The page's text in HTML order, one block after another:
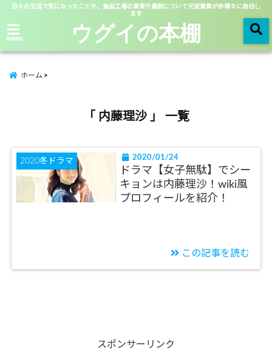
日々の生活で気になったことや、食品工場の真実や裏側について元従業員が赤裸々に告白し
ます
menu ウグイの本棚
ホーム
「 内藤理沙 」 一覧
2020冬ドラマ 2020/01/24
ドラマ【女子無駄】でシー
キョンは内藤理沙！wiki風
プロフィールを紹介！
この記事を読む
スポンサーリンク